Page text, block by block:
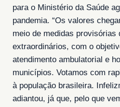
para o Ministério da Saúde
pandemia. “Os valores
meio de medidas provisórias
extraordinários, com o
atendimento ambulatorial e
municípios. Votamos com
à população brasileira.
adiantou, já que, pelo que